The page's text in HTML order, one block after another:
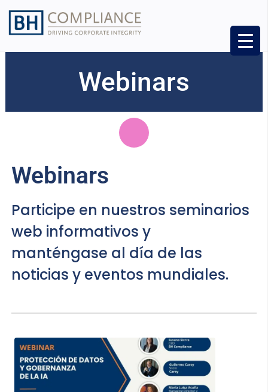
Webinars
Webinars
Participe en nuestros seminarios
web informativos y
manténgase al día de las
noticias y eventos mundiales.